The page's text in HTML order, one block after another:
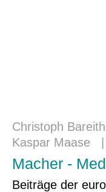
Christoph
Kaspar Maase
Macher -
Beiträge der